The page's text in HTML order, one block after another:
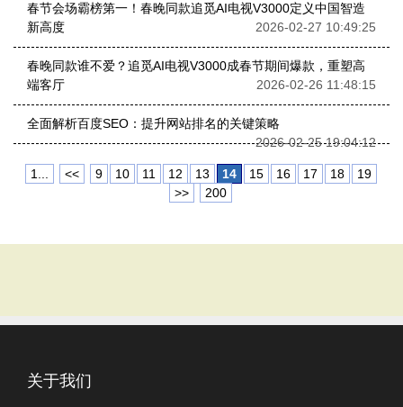
春节会场霸榜第一！春晚同款追觅AI电视V3000定义中国智造
新高度
2026-02-27 10:49:25
春晚同款谁不爱？追觅AI电视V3000成春节期间爆款，重塑高
端客厅
2026-02-26 11:48:15
全面解析百度SEO：提升网站排名的关键策略
2026-02-25 19:04:12
1... << 9 10 11 12 13 14 15 16 17 18
19
>>
200
关于我们